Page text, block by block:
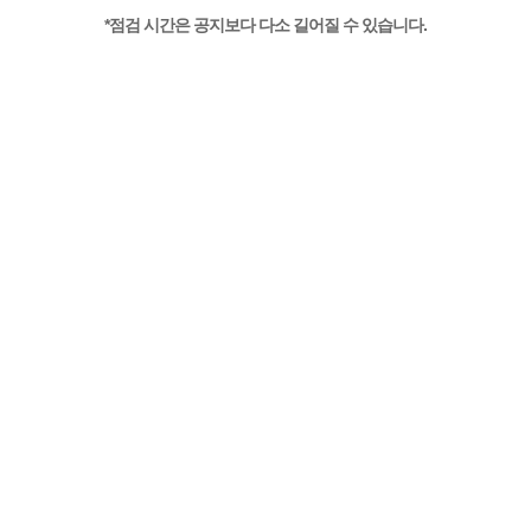
*점검 시간은 공지보다 다소 길어질 수 있습니다.